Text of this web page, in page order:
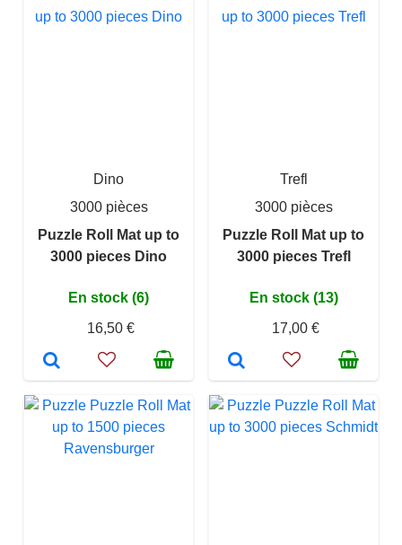
Dino
3000 pièces
Puzzle Roll Mat up to
3000 pieces Dino
En stock (6)
16,50 €
Trefl
3000 pièces
Puzzle Roll Mat up to
3000 pieces Trefl
En stock (13)
17,00 €